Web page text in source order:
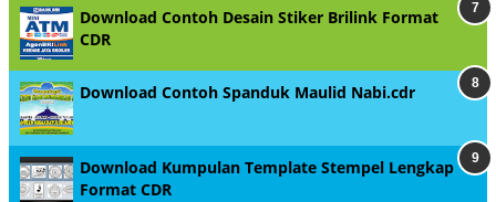
Download Contoh Desain Stiker Brilink Format
CDR
Download Contoh Spanduk Maulid Nabi.cdr
Download Kumpulan Template Stempel Lengkap
Format CDR